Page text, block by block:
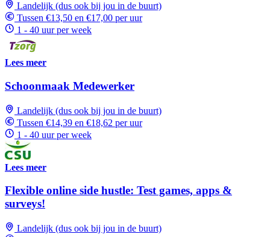
Landelijk (dus ook bij jou in de buurt)
Tussen €13,50 en €17,00 per uur
1 - 40 uur per week
Lees meer
Schoonmaak Medewerker
Landelijk (dus ook bij jou in de buurt)
Tussen €14,39 en €18,62 per uur
1 - 40 uur per week
Lees meer
Flexible online side hustle: Test games, apps &
surveys!
Landelijk (dus ook bij jou in de buurt)